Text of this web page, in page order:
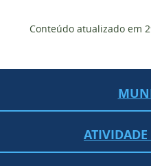
Conteúdo atualizado em